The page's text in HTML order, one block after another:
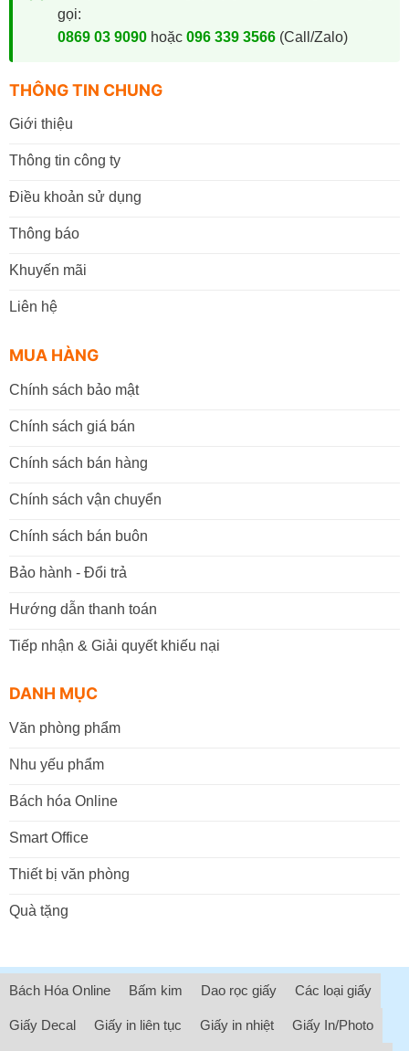
gọi:
0869 03 9090hoặc 096 339 3566(Call/Zalo)
THÔNG TIN CHUNG
Giới thiệu
Thông tin công ty
Điều khoản sử dụng
Thông báo
Khuyến mãi
Liên hệ
MUA HÀNG
Chính sách bảo mật
Chính sách giá bán
Chính sách bán hàng
Chính sách vận chuyển
Chính sách bán buôn
Bảo hành - Đổi trả
Hướng dẫn thanh toán
Tiếp nhận & Giải quyết khiếu nại
DANH MỤC
Văn phòng phẩm
Nhu yếu phẩm
Bách hóa Online
Smart Office
Thiết bị văn phòng
Quà tặng
Bách Hóa Online Bấm kim Dao rọc giấy Các loại giấy
Giấy Decal Giấy in liên tục Giấy in nhiệt Giấy In/Photo